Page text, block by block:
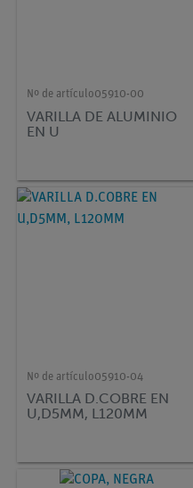
Nº de artículo05910-00
VARILLA DE ALUMINIO
EN U
Nº de artículo05910-04
VARILLA D.COBRE EN
U,D5MM, L120MM